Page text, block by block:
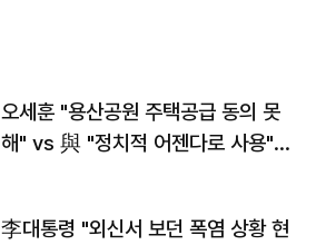
오세훈 "용산공원 주택공급 동의 못
해" vs 與 "정치적 어젠다로 사용"
李대통령 "외신서 보던 폭염 상황 현